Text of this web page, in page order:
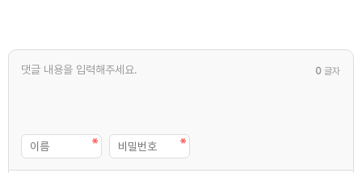
0 글자